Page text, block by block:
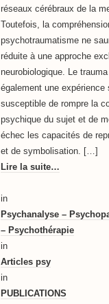
réseaux cérébraux de la
Toutefois, la
psychotraumatisme ne
réduite à une approche
neurobiologique. Le
également une expérience
susceptible de rompre la
psychique du sujet et de
échec les capacités de
et de symbolisation. […]
Lire la suite…
in
Psychanalyse –
– Psychothérapie
in
Articles psy
in
PUBLICATIONS